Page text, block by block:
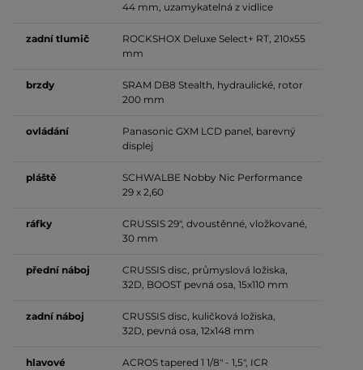
44 mm, uzamykatelná z vidlice
zadní tlumič
ROCKSHOX Deluxe Select+ RT, 210x55
mm
brzdy
SRAM DB8 Stealth, hydraulické, rotor
200 mm
ovládání
Panasonic GXM LCD panel, barevný
displej
pláště
SCHWALBE Nobby Nic Performance
29 x 2,60
ráfky
CRUSSIS 29", dvoustěnné, vložkované,
30 mm
přední náboj
CRUSSIS disc, průmyslová ložiska,
32D, BOOST pevná osa, 15x110 mm
zadní náboj
CRUSSIS disc, kuličková ložiska,
32D, pevná osa, 12x148 mm
hlavové
ACROS tapered 1 1/8" - 1,5", ICR